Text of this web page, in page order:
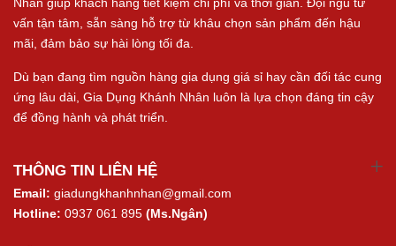
vấn tận tâm, sẵn sàng hỗ trợ từ khâu chọn sản phẩm đến hậu
mãi, đảm bảo sự hài lòng tối đa.
Dù bạn đang tìm nguồn hàng gia dụng giá sỉ hay cần đối tác cung
ứng lâu dài, Gia Dụng Khánh Nhân luôn là lựa chọn đáng tin cậy
để đồng hành và phát triển.
THÔNG TIN LIÊN HỆ
Email: giadungkhanhnhan@gmail.com
Hotline: 0937 061 895 (Ms.Ngân)